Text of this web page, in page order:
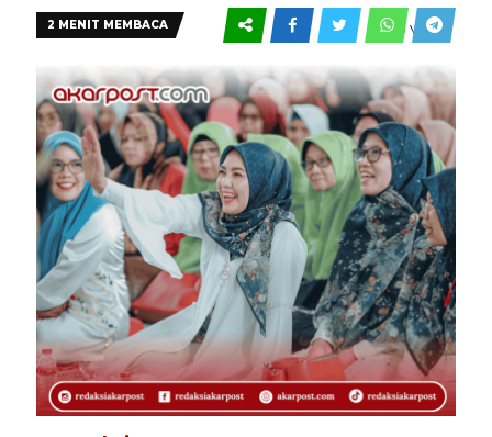
0 0 VIEW
2 MENIT MEMBACA